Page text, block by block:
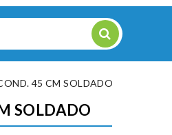
45 CM SOLDADO
SOLDADO